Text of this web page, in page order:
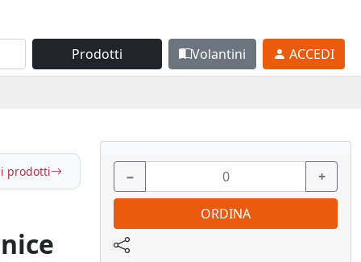
Prodotti Volantini ACCEDI
prodotti − +
ORDINA